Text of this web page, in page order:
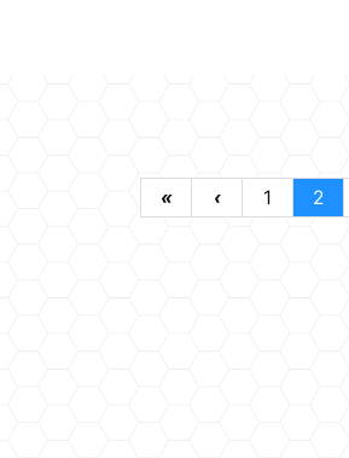
« ‹ 1 2